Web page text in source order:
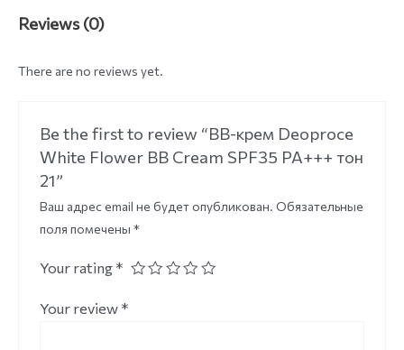
Reviews (0)
There are no reviews yet.
Be the first to review “BB-крем Deoproce
White Flower BB Cream SPF35 PA+++ тон
21”
Ваш адрес email не будет опубликован. Обязательные
поля помечены *
Your rating *
Your review *